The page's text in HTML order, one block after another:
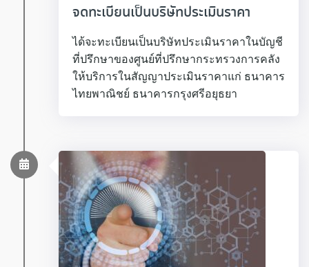
จดทะเบียนเป็นบริษัทประเมินราคา
ได้จะทะเบียนเป็นบริษัทประเมินราคาในบัญชี
ที่ปรึกษาของศูนย์ที่ปรึกษากระทรวงการคลัง
ให้บริการในสัญญาประเมินราคาแก่ ธนาคาร
ไทยพาณิชย์ ธนาคารกรุงศรีอยุธยา